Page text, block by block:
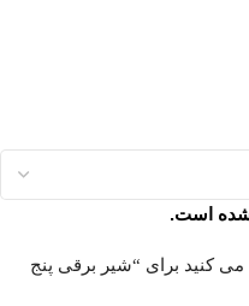
است.
می کنید برای “شیر برقی پنج